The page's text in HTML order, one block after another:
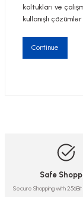
koltukları ve
kullanışlı
Continue
Safe
Secure Shopping with